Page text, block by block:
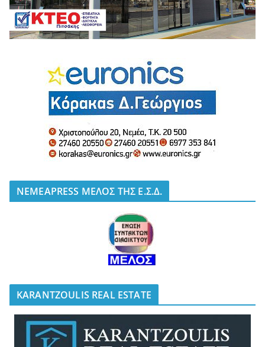
NEMEAPRESS ΜΕΛΟΣ ΤΗΣ Ε.Σ.Δ.
KARANTZOULIS REAL ESTATE